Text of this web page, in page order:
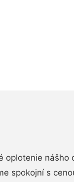
oplotenie
spokojní s